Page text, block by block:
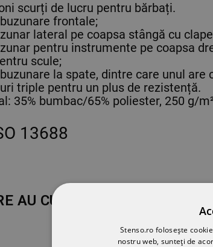
scurți de lucru pentru bărbați.
frontale;
lateral pe coapsa stângă cu
pentru instrumente pe coapsa
scule;
buzunare la spate, dintre care unul are
triple pentru un plus de rezistență.
35% bumbac/65% poliester, 250 g/
13688
AU CUMPĂRAT ACEST
Stenso.ro folosește
nostru web, sunteți de